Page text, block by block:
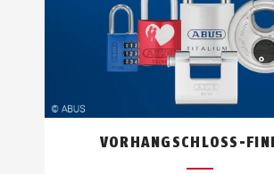
VORHANGSCHLOSS-